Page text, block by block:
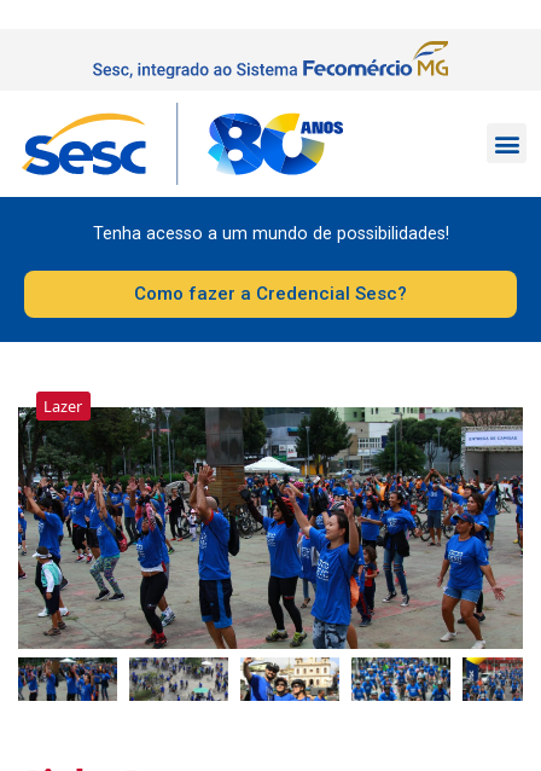
Tenha acesso a um mundo de possibilidades!
Como fazer a Credencial Sesc?
Lazer